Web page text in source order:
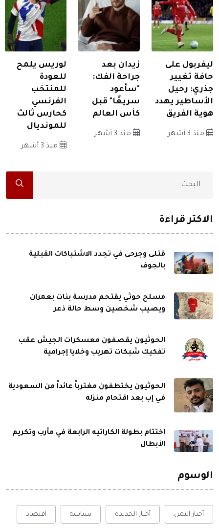
ليفربول على
حافة تغيير
جذري: رحيل
الأساطير يهدد
هوية الفريق
منذ 3 أشهر
زيدان بعد
جراحة الفك:
"سأعود
سريعًا" قبل
كأس العالم
منذ 3 أشهر
لوريس يلمح
للعودة
للمنتخب
الفرنسي
كحارس ثالث
للمونديال
منذ 3 أشهر
الاكثر قراءة
قتلى وجرحى في تجدد الاشتباكات القبلية
بالجوف
مسلح حوثي يقتحم مدرسة بنات بعمران
ويصيب شخصين وسط حالة ذعر
الحوثيون يقصفون معسكرات الجيش عقب
تفكيك شبكات تهريب وخلايا إجرامية
الحوثيون يختطفون مغترباً عائداً من السعودية
في إب بعد اقتحام منزله
اختتام بطولة الكاراتيه الرابعة في مأرب وتكريم
الأبطال
الوسوم
أخبار اليمن أخبار الحديدة سياسة اقتصاد